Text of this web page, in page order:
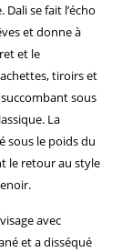
se fait l’écho
et donne à
et le
tiroirs et
sous
La
sous le poids du
le retour au style
avec
et a disséqué